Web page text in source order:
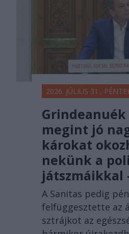
2026. JÚLIUS 31.,
megint jó
károkat
nekünk a
játszmáikkal
A Sanitas pedig
felfüggesztette az
sztrájkot az